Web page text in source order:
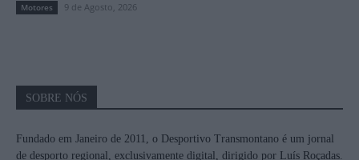
Motores 9 de Agosto, 2026
SOBRE NÓS
Fundado em Janeiro de 2011, o Desportivo Transmontano é um jornal
de desporto regional, exclusivamente digital, dirigido por Luís Roçadas.